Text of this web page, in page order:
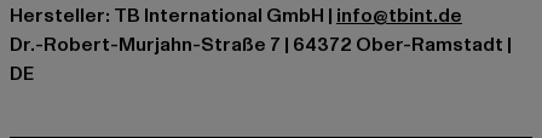
Hersteller: TB International GmbH | info@tbint.de
Dr.-Robert-Murjahn-Straße 7 | 64372 Ober-Ramstadt |
DE